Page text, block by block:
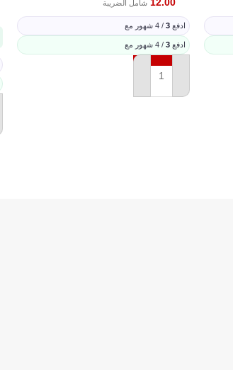
شامل الضريبة
ادفع 3 / 4 شهور مع
ادفع 3 / 4 شهور مع
إضافة إلى السلة